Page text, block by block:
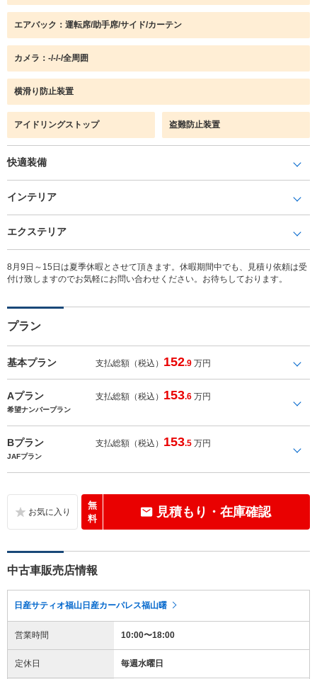
エアバック：運転席/助手席/サイド/カーテン
カメラ：-/-/-/全周囲
横滑り防止装置
アイドリングストップ 盗難防止装置
快適装備
インテリア
エクステリア
8月9日～15日は夏季休暇とさせて頂きます。休暇期間中でも、見積り依頼は受
付け致しますのでお気軽にお問い合わせください。お待ちしております。
プラン
基本プラン 支払総額（税込） 152.9 万円
Aプラン 支払総額（税込） 153.6 万円
希望ナンバープラン
Bプラン 支払総額（税込） 153.5 万円
JAFプラン
無
料
見積もり・在庫確認
中古車販売店情報
日産サティオ福山日産カーパレス福山曙
営業時間 10:00〜18:00
定休日 毎週水曜日